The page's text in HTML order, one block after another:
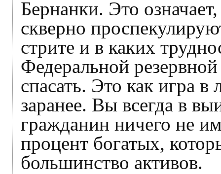
Бернанки. Это
скверно
стрите и в каких
Федеральной
спасать. Это как игра в
заранее. Вы всегда в
гражданин ничего не
процент богатых,
большинство активов.